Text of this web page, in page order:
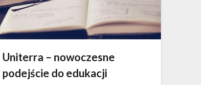
Uniterra – nowoczesne
podejście do edukacji